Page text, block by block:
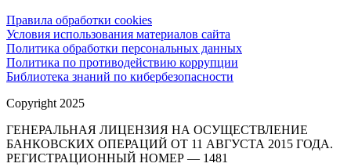
Правила обработки cookies
Условия использования материалов сайта
Политика обработки персональных данных
Политика по противодействию коррупции
Библиотека знаний по кибербезопасности
Copyright 2025
ГЕНЕРАЛЬНАЯ ЛИЦЕНЗИЯ НА ОСУЩЕСТВЛЕНИЕ
БАНКОВСКИХ ОПЕРАЦИЙ ОТ 11 АВГУСТА 2015 ГОДА.
РЕГИСТРАЦИОННЫЙ НОМЕР — 1481